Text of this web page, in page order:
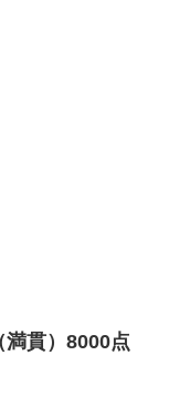
貫）8000点